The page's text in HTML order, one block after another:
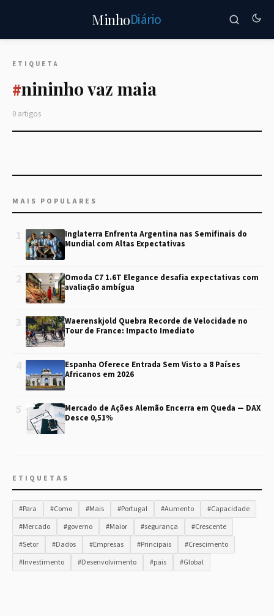
MinhoDiário
ETIQUETA
#nininho vaz maia
0 artigos
MAIS POPULARES
1
Inglaterra Enfrenta Argentina nas Semifinais do
Mundial com Altas Expectativas
2
Omoda C7 1.6T Elegance desafia expectativas com
avaliação ambígua
3
Waerenskjold Quebra Recorde de Velocidade no
Tour de France: Impacto Imediato
4
Espanha Oferece Entrada Sem Visto a 8 Países
Africanos em 2026
5
Mercado de Ações Alemão Encerra em Queda — DAX
Desce 0,51%
ETIQUETAS
#Para #Como #Mais #Portugal #Aumento
#Capacidade
#Mercado
#governo #Maior #segurança
#Crescente
#Setor
#Dados #Empresas #Principais
#Crescimento
#Investimento
#Desenvolvimento #pais #Global